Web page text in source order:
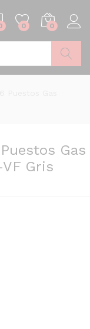
0 0
Gas
Gris